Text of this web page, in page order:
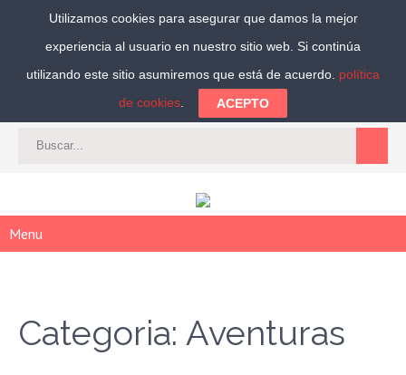
Síguenos:
CAT-ES| ACCEDER | REGISTRARSE
Menu
Categoria: Aventuras
Utilizamos cookies para asegurar que damos la mejor
experiencia al usuario en nuestro sitio web. Si continúa
utilizando este sitio asumiremos que está de acuerdo. política
de cookies
ACEPTO